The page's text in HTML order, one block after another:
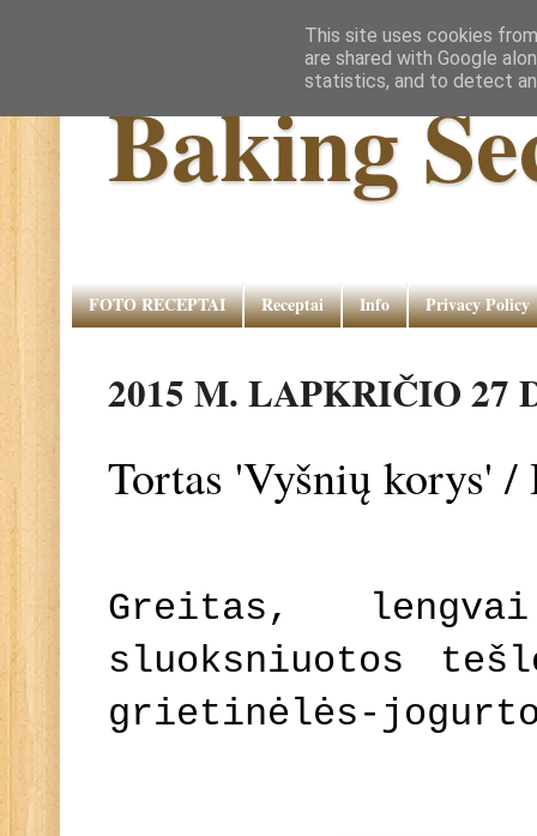
Baking
FOTO RECEPTAI Receptai Info Privacy Policy
2015 M. LAPKRIČIO 27
Tortas 'Vyšnių korys' /
Greitas,
sluoksniuotos
grietinėlės-
This site uses cookies
are shared with Google
statistics, and to detect